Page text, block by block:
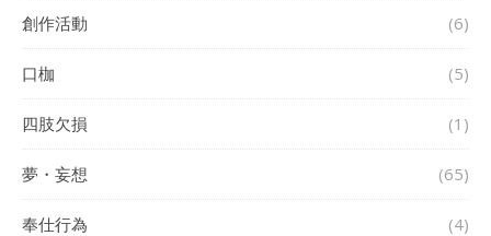
創作活動 (6)
口枷 (5)
四肢欠損 (1)
夢・妄想 (65)
奉仕行為 (4)